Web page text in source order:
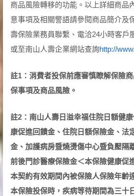
商品風險轉移的功能。以上詳細商品
意事項及相關警語請參閱商品簡介及
壽保險業務員聯繫、電洽24小時客戶
或至南山人壽企業網站查詢http://
註1：消費者投保前應審慎瞭解保險
保事項及商品風險。
註2：南山人壽日溢幸福住院日額健
康促進回饋金、住院日額保險金、法
金、加護病房暨燒燙傷中心暨負壓隔
前後門診醫療保險金＜本保險健康促
本契約有效期間內被保險人保險年齡
本保險投保時，疾病等待期間為三十